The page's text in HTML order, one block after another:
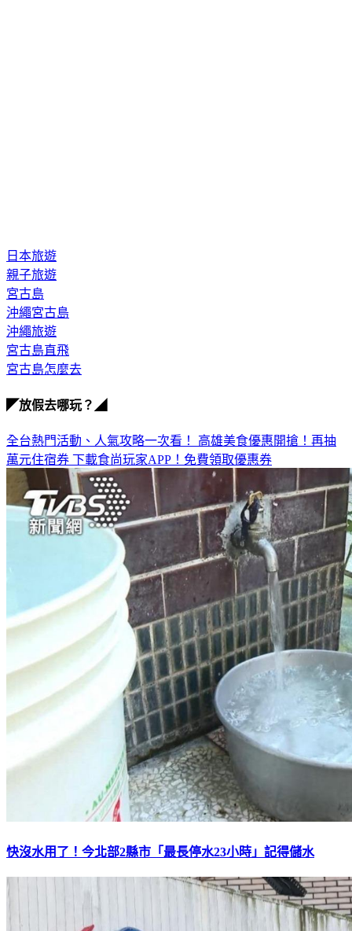
親子旅遊
宮古島
沖繩宮古島
沖繩旅遊
宮古島直飛
宮古島怎麼去
萬元住宿券下載食尚玩家APP！免費領取優惠券